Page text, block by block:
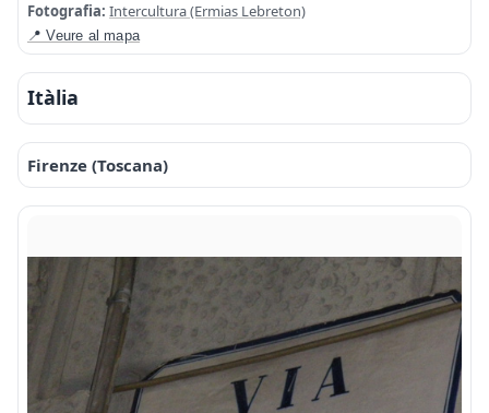
Fotografia: Intercultura (Ermias Lebreton)
📍 Veure al mapa
Itàlia
Firenze (Toscana)